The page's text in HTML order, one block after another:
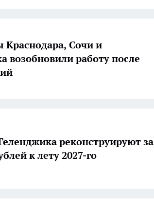
Краснодара, Сочи и
возобновили работу после
реконструируют за
к лету 2027-го